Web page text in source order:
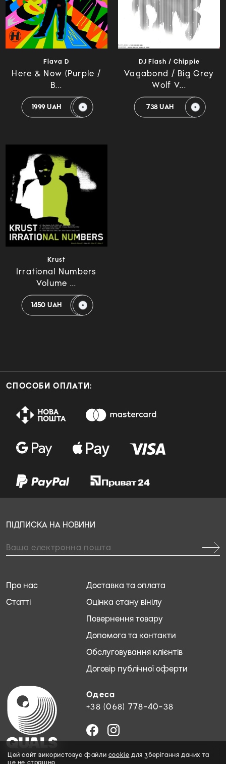
Flava D
Here & Now (Purple /
B...
1999 UAH
DJ Flash / Chippie
Vagabond / Big Grey
Wolf V...
738 UAH
Krust
Irrational Numbers
Volume ...
1450 UAH
СПОСОБИ ОПЛАТИ:
Одеса
+38 (068) 778-40-38
Доставка та оплата
Оцінка стану вінілу
Повернення товару
Допомога та контакти
Обслуговування клієнтів
Договір публічної оферти
Про нас
Статті
ПІДПИСКА НА НОВИНИ
Цей сайт використовує файли cookie для зберігання даних та
це не страшно